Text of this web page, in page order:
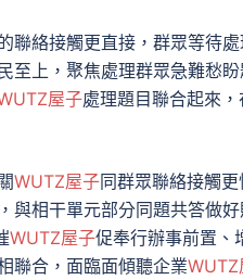
聯絡接觸更直接，群眾等待
至上，聚焦處理群眾急難愁
屋子處理題目聯合起來
WUTZ屋子同群眾聯絡接觸
與相干單元部分同題共答做
WUTZ屋子促奉行辦事前置、
聯合，面臨面傾聽企業WUTZ